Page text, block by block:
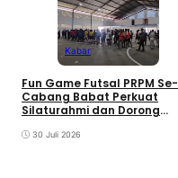
Kabar
Fun Game Futsal PRPM Se-
Cabang Babat Perkuat
Silaturahmi dan Dorong
30 Juli 2026